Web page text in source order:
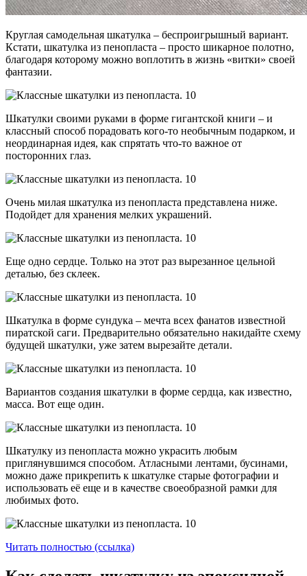
Круглая самодельная шкатулка – беспроигрышный вариант.
Кстати, шкатулка из пенопласта – просто шикарное полотно,
благодаря которому можно воплотить в жизнь «витки» своей
фантазии.
Шкатулки своими руками в форме гигантской книги – и
классный способ порадовать кого-то необычным подарком, и
неординарная идея, как спрятать что-то важное от
посторонних глаз.
Очень милая шкатулка из пенопласта представлена ниже.
Подойдет для хранения мелких украшений.
Еще одно сердце. Только на этот раз вырезанное цельной
деталью, без склеек.
Шкатулка в форме сундука – мечта всех фанатов известной
пиратской саги. Предварительно обязательно накидайте схему
будущей шкатулки, уже затем вырезайте детали.
Вариантов создания шкатулки в форме сердца, как известно,
масса. Вот еще один.
Шкатулку из пенопласта можно украсить любым
приглянувшимся способом. Атласными лентами, бусинами,
можно даже прикрепить к шкатулке старые фотографии и
использовать её еще и в качестве своеобразной рамки для
любимых фото.
Читать полностью (ссылка)